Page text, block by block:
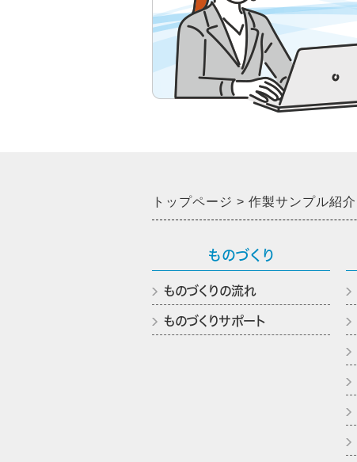
トップページ 作製サンプル紹介
ものづくり
ものづくりの流れ
ものづくりサポート